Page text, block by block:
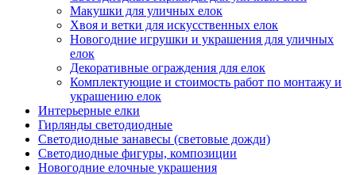
Макушки для уличных елок
Хвоя и ветки для искусственных елок
Новогодние игрушки и украшения для уличных
елок
Декоративные ограждения для елок
Комплектующие и стоимость работ по монтажу и
украшению елок
Интерьерные елки
Гирлянды светодиодные
Светодиодные занавесы (световые дожди)
Светодиодные фигуры, композиции
Новогодние елочные украшения